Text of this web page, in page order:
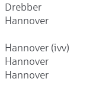
Drebber
Hannover
Hannover (ivv)
Hannover
Hannover